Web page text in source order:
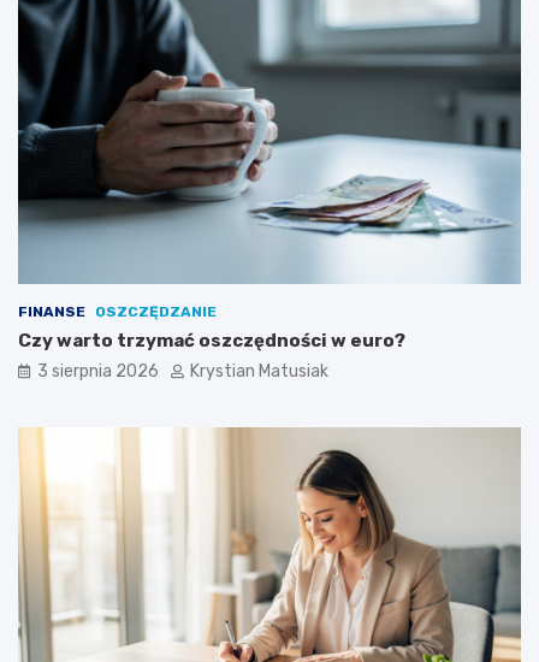
FINANSE OSZCZĘDZANIE
Czy warto trzymać oszczędności w euro?
3 sierpnia 2026 Krystian Matusiak